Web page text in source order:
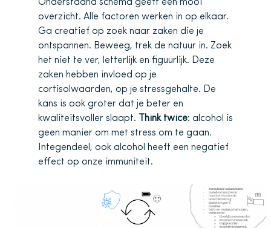
Onderstaand schema geeft een mooi
overzicht. Alle factoren werken in op elkaar.
Ga creatief op zoek naar zaken die je
ontspannen. Beweeg, trek de natuur in. Zoek
het niet te ver, letterlijk en figuurlijk. Deze
zaken hebben invloed op je
cortisolwaarden, op je stressgehalte. De
kans is ook groter dat je beter en
kwaliteitsvoller slaapt.
Think twice: alcohol is
geen manier om met stress om te gaan.
Integendeel, ook alcohol heeft een negatief
effect op onze immuniteit.